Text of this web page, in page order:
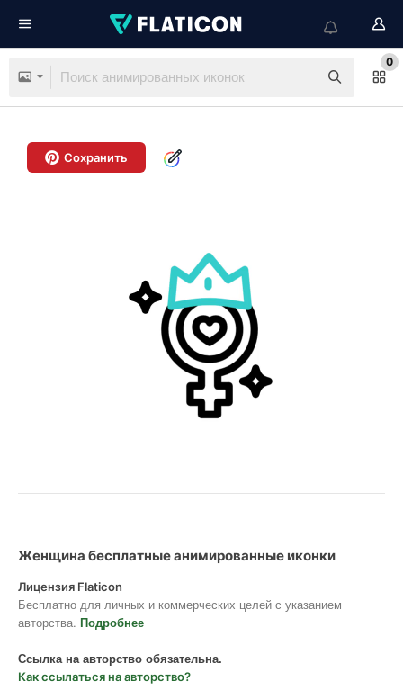
0
Сохранить
Женщина бесплатные анимированные иконки
Лицензия Flaticon
Бесплатно для личных и коммерческих целей с указанием
авторства. Подробнее
Ссылка на авторство обязательна.
Как ссылаться на авторство?